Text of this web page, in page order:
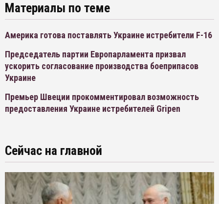
Материалы по теме
Америка готова поставлять Украине истребители F-16
Председатель партии Европарламента призвал
ускорить согласование производства боеприпасов
Украине
Премьер Швеции прокомментировал возможность
предоставления Украине истребителей Gripen
Сейчас на главной